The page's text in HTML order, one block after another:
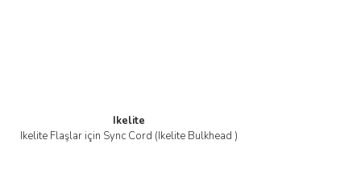
Ikelite
Ikelite Flaşlar için Sync Cord (Ikelite Bulkhead )